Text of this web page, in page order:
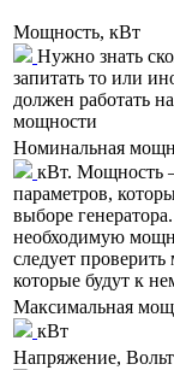
Мощность, кВт
Нужно знать
запитать то или
должен работать
мощности
Номинальная
кВт. Мощность
параметров,
выборе
необходимую
следует
которые будут к
Максимальная
кВт
Напряжение, Вольт